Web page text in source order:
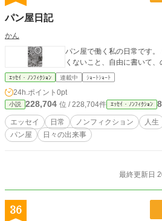
パン屋日記
かん
パン屋で働く私の日常です
くないこと、自由に書いて、
ｴｯｾｲ・ﾉﾝﾌｨｸｼｮﾝ 連載中 ｼｮｰﾄｼｮｰﾄ
24h.ポイント 0pt
小説 228,704 位 / 228,704件 ｴｯｾｲ・ﾉﾝﾌｨｸｼｮﾝ
エッセイ 日常 ノンフィクション 人生
パン屋
日々の出来事
最終更新日
36